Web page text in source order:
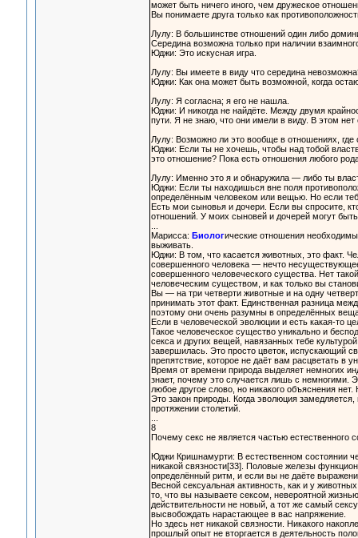
может быть ничего иного, чем дружеское
Вы понимаете друга только как
Лулу: В большинстве отношений один либо
Середина возможна только при наличии
Юджи: Это искусная игра.
Лулу: Вы имеете в виду что середина
Юджи: Как она может быть возможной, когда
Лулу: Я согласна; я его не нашла.
Юджи: И никогда не найдёте. Между двумя
пути. Я не знаю, что они имели в виду. В этом
Лулу: Возможно ли это вообще в отношениях, где
Юджи: Если ты не хочешь, чтобы над тобой
это отношение? Пока есть отношения любого
Лулу: Именно это я и обнаружила — либо ты
Юджи: Если ты находишься вне поля
определённым человеком или вещью. Но если
Есть мои сыновья и дочери. Если вы спросите,
отношений. У моих сыновей и дочерей могут
Марисса: Биологические отношения
выживать.
Юджи: В том, что касается животных, это факт.
совершенного человека — нечто
совершенного человеческого существа. Нет
человеческим существом, и как только вы
Вы — на три четверти животные и на одну
принимать этот факт. Единственная разница
поэтому они очень разумны в определённых
Если в человеческой эволюции и есть какая-то
Такое человеческое существо уникально и
секса и других вещей, навязанных тебе
завершилась. Это просто цветок, испускающий
препятствие, которое не даёт вам расцветать в
Время от времени природа выделяет немногих
знает, почему это случается лишь с немногими.
любое другое слово, но никакого объяснения
Это закон природы. Когда эволюция
протяжении столетий.
8
Почему секс не является частью естественного
Юджи Кришнамурти: В естественном состоянии
никакой связности[33]. Половые железы
определённый ритм, и если вы не даёте
Весной сексуальная активность, как и у
то, что вы называете сексом, невероятной
действительности не новый, а тот же самый
высвобождать нарастающее в вас напряжение.
Но здесь нет никакой связности. Никакого
прошлый опыт не вторгается в деятельность